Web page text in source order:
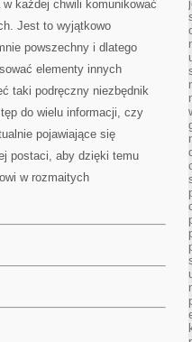
każdej chwili komunikować
Jest to wyjątkowo
powszechny i dlatego
elementy innych
taki podręczny niezbędnik
do wielu informacji, czy
pojawiające się
postaci, aby dzięki temu
w rozmaitych